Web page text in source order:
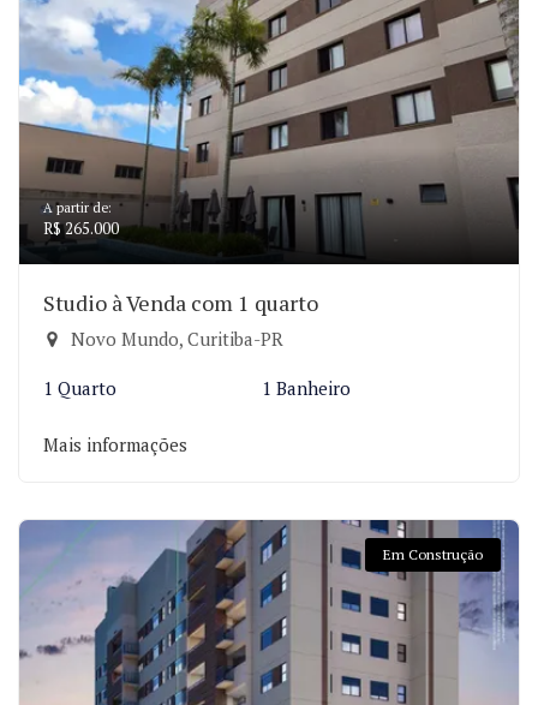
A partir de:
R$ 265.000
Studio à Venda com 1 quarto
Novo Mundo, Curitiba-PR
1 Quarto 1 Banheiro
Mais informações
Em Construção